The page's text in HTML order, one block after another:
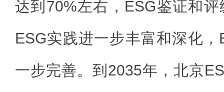
达到70%左右，ESG鉴证和
ESG实践进一步丰富和深化
一步完善。到2035年，北京